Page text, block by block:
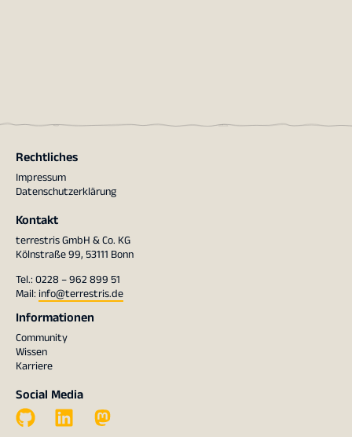
Rechtliches
Impressum
Datenschutzerklärung
Kontakt
terrestris GmbH & Co. KG
Kölnstraße 99, 53111 Bonn
Tel.: 0228 – 962 899 51
Mail: info@terrestris.de
Informationen
Community
Wissen
Karriere
Social Media